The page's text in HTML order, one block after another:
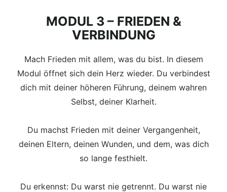
MODUL 3 – FRIEDEN &
VERBINDUNG
Mach Frieden mit allem, was du bist. In diesem
Modul öffnet sich dein Herz wieder. Du verbindest
dich mit deiner höheren Führung, deinem wahren
Selbst, deiner Klarheit.
Du machst Frieden mit deiner Vergangenheit,
deinen Eltern, deinen Wunden, und dem, was dich
so lange festhielt.
Du erkennst: Du warst nie getrennt. Du warst nie